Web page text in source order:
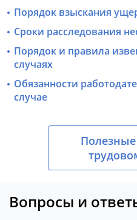
Порядок взыскания
Сроки расследования
Порядок и правила
случаях
Обязанности
случае
Полезные
Вопросы и